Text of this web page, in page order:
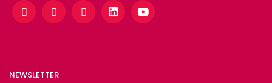
NEWSLETTER